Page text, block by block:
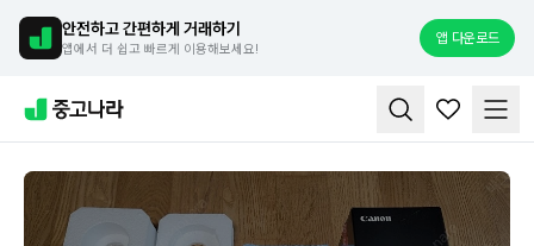
안전하고 간편하게 거래하기
앱에서 더 쉽고 빠르게 이용해보세요!
앱 다운로드